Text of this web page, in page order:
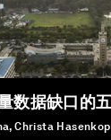
数据缺口的
Christa